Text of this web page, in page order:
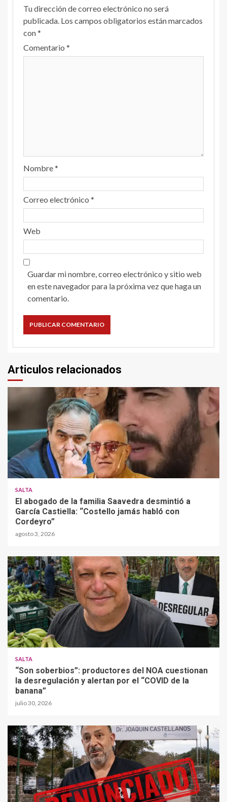
Tu dirección de correo electrónico no será
publicada. Los campos obligatorios están marcados
con*
Comentario *
Nombre*
Correo electrónico *
Web
Guardar mi nombre, correo electrónico y sitio web
en este navegador para la próxima vez que haga un
comentario.
Articulos relacionados
SALTA
El abogado de la familia Saavedra desmintió a
García Castiella: “Costello jamás habló con
Cordeyro”
agosto 3, 2026
SALTA
“Son soberbios”: productores del NOA cuestionan
la desregulación y alertan por el “COVID de la
banana”
julio 30, 2026